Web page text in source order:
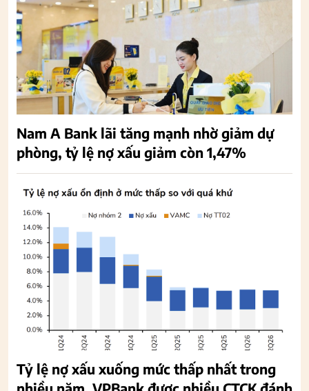
Nam A Bank lãi tăng mạnh nhờ giảm dự
phòng, tỷ lệ nợ xấu giảm còn 1,47%
Tỷ lệ nợ xấu xuống mức thấp nhất trong